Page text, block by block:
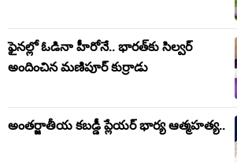
ఫైనల్లో ఓడినా హీరోనే.. భారత్‌కు సిల్వర్
అందించిన మణిపూర్ కుర్రాడు
అంతర్జాతీయ కబడ్డీ ప్లేయర్ భార్య ఆత్మహత్య..